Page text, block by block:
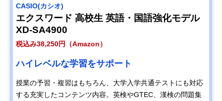
CASIO(カシオ)
エクスワード 高校生 英語・国語強化モデル
XD-SA4900
税込み38,250円（Amazon）
ハイレベルな学習をサポート
授業の予習・複習はもちろん、大学入学共通テストにも対応
する充実したコンテンツ内容。英検やGTEC、漢検の問題集